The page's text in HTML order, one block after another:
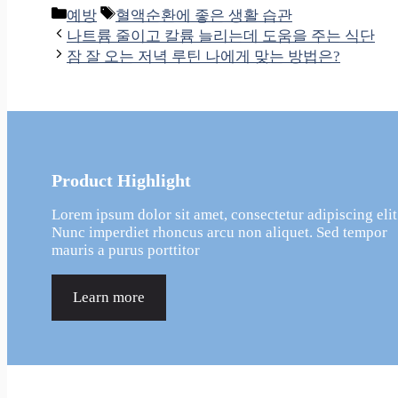
카
테
고
예방
태
그
혈액순환에 좋은 생활 습관
나트륨 줄이고 칼륨 늘리는데 도움을 주는 식단
잠 잘 오는 저녁 루틴 나에게 맞는 방법은?
Product Highlight
Lorem ipsum dolor sit amet, consectetur adipiscing
Nunc imperdiet rhoncus arcu non aliquet. Sed tempor
mauris a purus porttitor
Learn more